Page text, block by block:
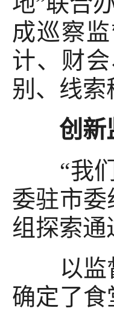
成巡察
计、财
别、线
创新监
“我们
委驻市
组探索通
以监督
确定了